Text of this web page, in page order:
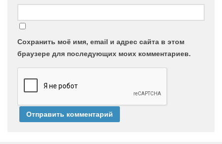
Сохранить моё имя, email и адрес сайта в этом
браузере для последующих моих комментариев.